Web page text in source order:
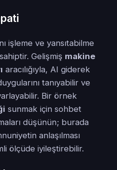
işleme ve yansıtabilme
Gelişmiş makine
aracılığıyla, AI giderek
tanıyabilir ve
Bir örnek
sunmak için sohbet
düşünün; burada
anlaşılması
ölçüde iyileştirebilir.